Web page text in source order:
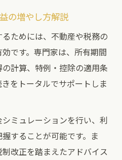
の増やし方解説
ためには、不動産や税務の
です。専門家は、所有期間
計算、特例・控除の適用条
をトータルでサポートしま
ミュレーションを行い、利
することが可能です。ま
改正を踏まえたアドバイス